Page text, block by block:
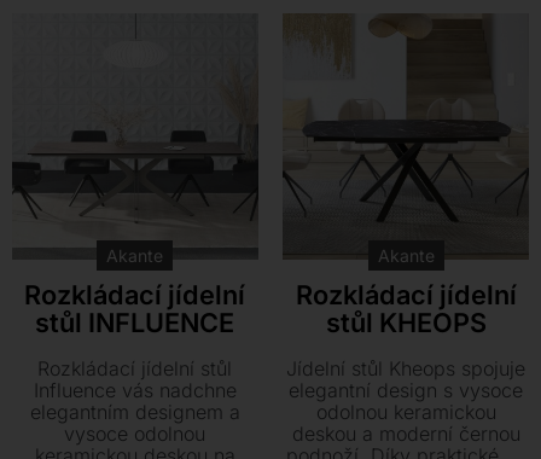
pohodlně usadíte až 10
stylovou a funkční
dominantu každého
vyberte si ideální rozměr
pro vaše dokonalé
stolování.
Akante
Rozkládací jídelní
stůl INFLUENCE
Rozkládací jídelní stůl
Influence vás nadchne
elegantním designem a
vysoce odolnou
Akante
Rozkládací jídelní
stůl KHEOPS
Jídelní stůl Kheops spojuje
elegantní design s vysoce
odolnou keramickou
deskou a moderní černou